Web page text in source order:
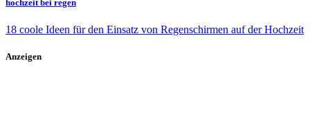
hochzeit bei regen
18 coole Ideen für den Einsatz von Regenschirmen auf der Hochzeit
Anzeigen